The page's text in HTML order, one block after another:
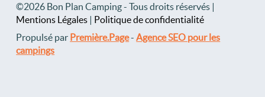
©2026 Bon Plan Camping - Tous droits réservés |
Mentions Légales | Politique de confidentialité
Propulsé par Première.Page-Agence SEO pour les
campings